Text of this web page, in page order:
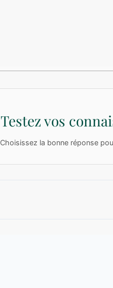
Testez vos
Choisissez la bonne réponse